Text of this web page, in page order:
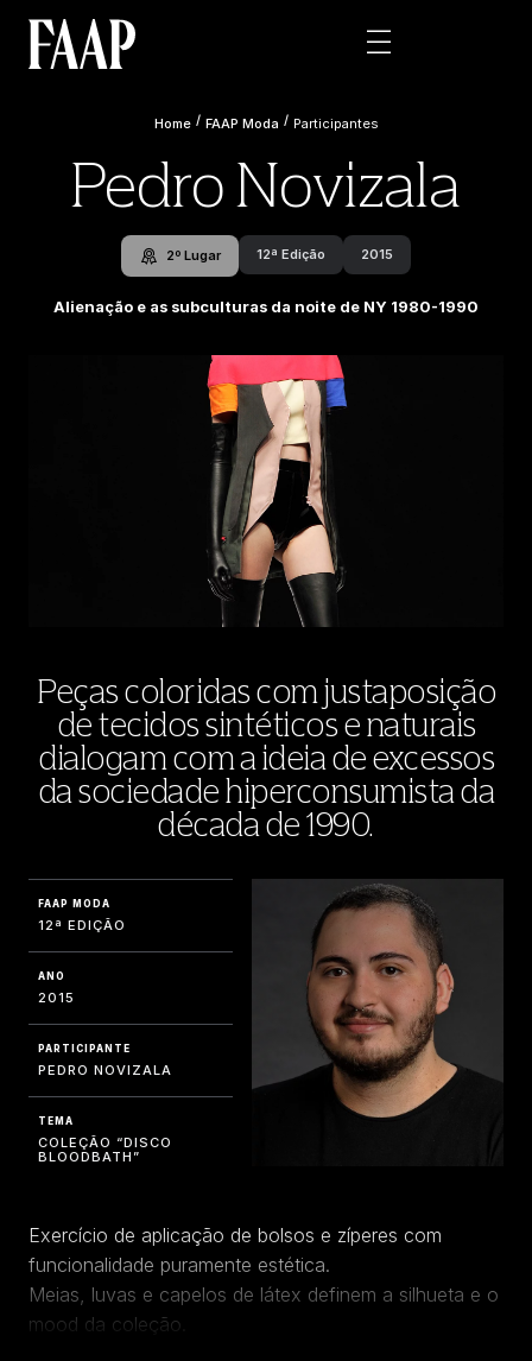
Home / FAAP Moda / Participantes
Pedro Novizala
2º Lugar 12ª Edição 2015
Alienação e as subculturas da noite de NY 1980-1990
Peças coloridas com justaposição
de tecidos sintéticos e naturais
dialogam com a ideia de excessos
da sociedade hiperconsumista da
década de 1990.
FAAP MODA
12ª EDIÇÃO
ANO
2015
PARTICIPANTE
PEDRO NOVIZALA
TEMA
COLEÇÃO “DISCO
BLOODBATH”
Exercício de aplicação de bolsos e zíperes com
funcionalidade puramente estética.
Meias, luvas e capelos de látex definem a silhueta e o
mood da coleção.